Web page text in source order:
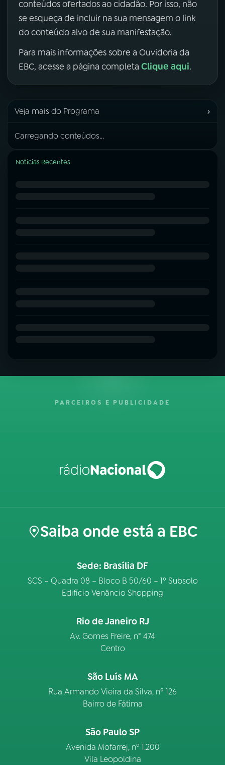
conteúdos ofertados ao cidadão. Por isso, não
se esqueça de incluir na sua mensagem o link
do conteúdo alvo de sua manifestação.
Para mais informações sobre a Ouvidoria da
EBC, acesse a página completa Clique aqui.
Veja mais do Programa ›
Carregando conteúdos...
Notícias Recentes
PARCEIROS E PUBLICIDADE
Saiba onde está a EBC
Sede: Brasília DF
SCS – Quadra 08 – Bloco B 50/60 – 1º Subsolo
Edifício Venâncio Shopping
Rio de Janeiro RJ
Av. Gomes Freire, n° 474
Centro
São Luís MA
Rua Armando Vieira da Silva, nº 126
Bairro de Fátima
São Paulo SP
Avenida Mofarrej, nº 1.200
Vila Leopoldina